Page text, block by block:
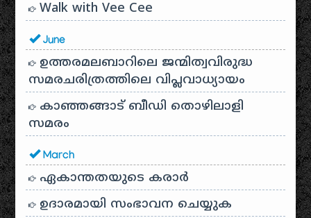
Walk with Vee Cee
June
ഉത്തരമലബാറിലെ ജന്മിത്വവിരുദ്ധ
സമരചരിത്രത്തിലെ വിപ്ലവാധ്യായം
കാഞ്ഞങ്ങാട് ബീഡി തൊഴിലാളി
സമരം
March
ഏകാന്തതയുടെ കരാർ
ഉദാരമായി സംഭാവന ചെയ്യുക